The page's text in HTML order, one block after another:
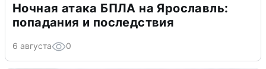
Ночная атака БПЛА на Ярославль:
попадания и последствия
6 августа 0